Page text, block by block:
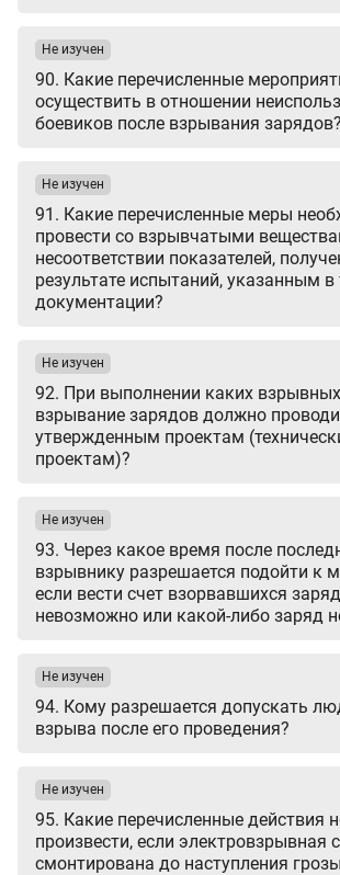
90. Какие перечисленные
осуществить в отношении
боевиков после взрывания зарядов?
Не изучен
91. Какие перечисленные меры
провести со взрывчатыми
несоответствии показателей,
результате испытаний, указанным в
документации?
Не изучен
92. При выполнении каких
взрывание зарядов должно
утвержденным проектам
проектам)?
Не изучен
93. Через какое время после
взрывнику разрешается подойти к
если вести счет взорвавшихся
невозможно или какой-либо заряд
Не изучен
94. Кому разрешается допускать
взрыва после его проведения?
Не изучен
95. Какие перечисленные действия
произвести, если электровзрывная
смонтирована до наступления
Не изучен